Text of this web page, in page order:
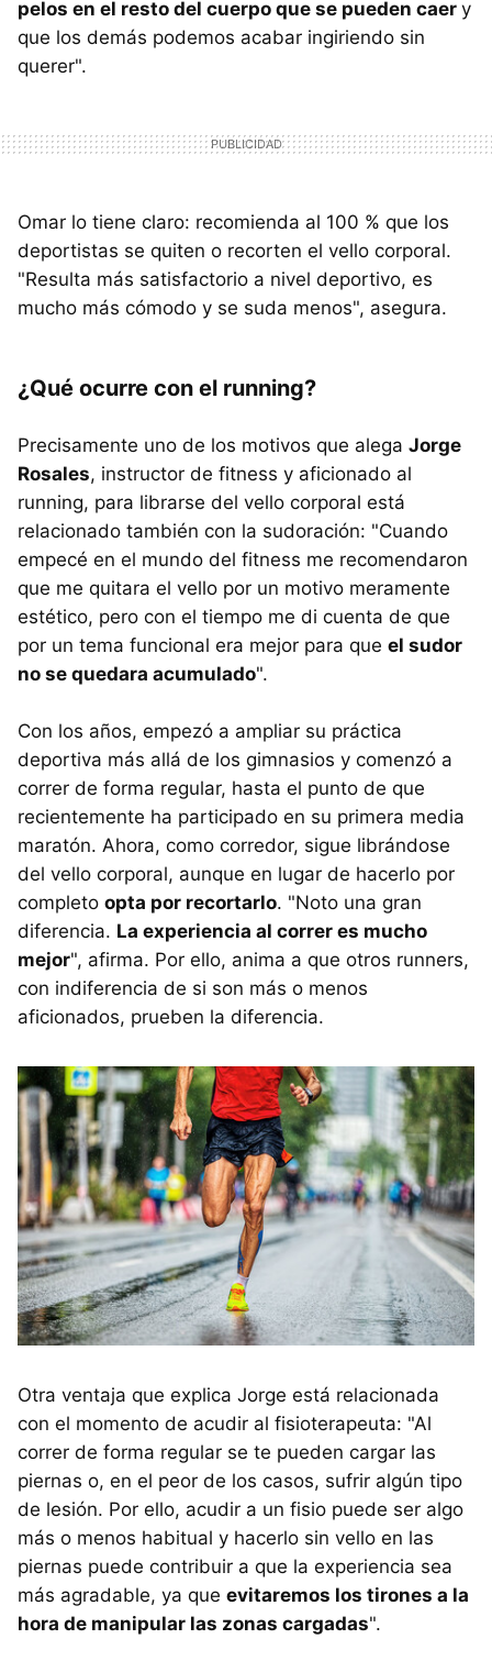
pelos en el resto del cuerpo que se pueden caer y
que los demás podemos acabar ingiriendo sin
querer".
Omar lo tiene claro: recomienda al 100 % que los
deportistas se quiten o recorten el vello corporal.
"Resulta más satisfactorio a nivel deportivo, es
mucho más cómodo y se suda menos", asegura.
¿Qué ocurre con el running?
Precisamente uno de los motivos que alega Jorge
Rosales, instructor de fitness y aficionado al
running, para librarse del vello corporal está
relacionado también con la sudoración: "Cuando
empecé en el mundo del fitness me recomendaron
que me quitara el vello por un motivo meramente
estético, pero con el tiempo me di cuenta de que
por un tema funcional era mejor para que el sudor
no se quedara acumulado".
Con los años, empezó a ampliar su práctica
deportiva más allá de los gimnasios y comenzó a
correr de forma regular, hasta el punto de que
recientemente ha participado en su primera media
maratón. Ahora, como corredor, sigue librándose
del vello corporal, aunque en lugar de hacerlo por
completo opta por recortarlo. "Noto una gran
diferencia. La experiencia al correr es mucho
mejor", afirma. Por ello, anima a que otros runners,
con indiferencia de si son más o menos
aficionados, prueben la diferencia.
Otra ventaja que explica Jorge está relacionada
con el momento de acudir al fisioterapeuta: "Al
correr de forma regular se te pueden cargar las
piernas o, en el peor de los casos, sufrir algún tipo
de lesión. Por ello, acudir a un fisio puede ser algo
más o menos habitual y hacerlo sin vello en las
piernas puede contribuir a que la experiencia sea
más agradable, ya que evitaremos los tirones a la
hora de manipular las zonas cargadas".